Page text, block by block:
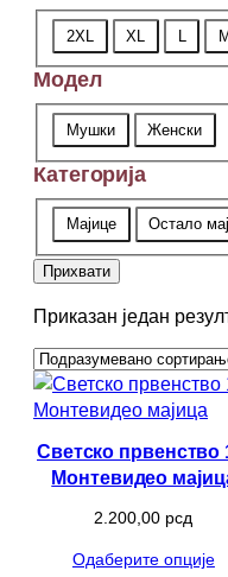
Величина
2XL XL L M
Модел
Модел
Мушки Женски
Категорија
Категорија
Мајице Остало
Прихвати
Приказан један
Светско првенство
Монтевидео
2.200,00 рсд
Одаберите опције